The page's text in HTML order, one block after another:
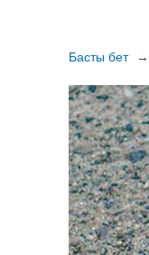
Басты бет →